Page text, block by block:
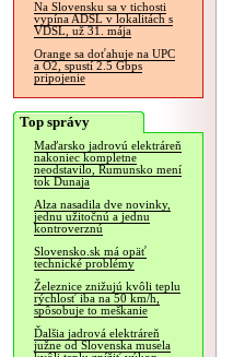
Na Slovensku sa v tichosti
vypína ADSL v lokalitách s
VDSL, už 31. mája
Orange sa doťahuje na UPC
a O2, spustí 2.5 Gbps
pripojenie
Top správy
Maďarsko jadrovú elektráreň
nakoniec kompletne
neodstavilo, Rumunsko mení
tok Dunaja
Alza nasadila dve novinky,
jednu užitočnú a jednu
kontroverznú
Slovensko.sk má opäť
technické problémy
Železnice znižujú kvôli teplu
rýchlosť iba na 50 km/h,
spôsobuje to meškanie
Ďalšia jadrová elektráreň
južne od Slovenska musela